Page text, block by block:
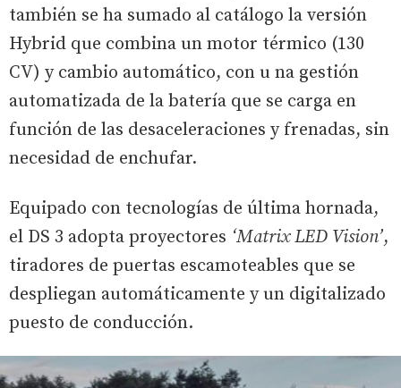
también se ha sumado al catálogo la versión
Hybrid que combina un motor térmico (130
CV) y cambio automático, con u na gestión
automatizada de la batería que se carga en
función de las desaceleraciones y frenadas, sin
necesidad de enchufar.
Equipado con tecnologías de última hornada,
el DS 3 adopta proyectores ‘Matrix LED Vision’,
tiradores de puertas escamoteables que se
despliegan automáticamente y un digitalizado
puesto de conducción.